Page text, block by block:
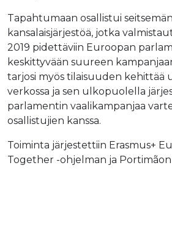
Tapahtumaan osallistui
kansalaisjärjestöä, jotka
2019 pidettäviin Euroopan
keskittyvään suureen
tarjosi myös tilaisuuden kehittää
verkossa ja sen ulkopuolella
parlamentin vaalikampanjaa
osallistujien kanssa.
Toiminta järjestettiin Erasmus+
Together -ohjelman ja